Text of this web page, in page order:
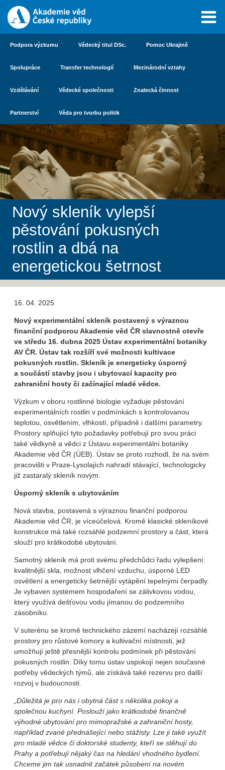
Podpora výzkumu Vědecký titul DSc. Pomoc Ukrajině
Spolupráce Transfer technologií Mezinárodní vztahy
Vzdělávání Vědecké společnosti Znalecká činnost
Partnerství Věda pro tvorbu politik
Nový skleník vylepší
pěstování pokusných
rostlin a dbá na
energetickou šetrnost
16. 04. 2025
Nový experimentální skleník postavený s výraznou
finanční podporou Akademie věd ČR slavnostně otevře
ve středu 16. dubna 2025 Ústav experimentální botaniky
AV ČR. Ústav tak rozšíří své možnosti kultivace
pokusných rostlin. Skleník je energeticky úsporný
a součástí stavby jsou i ubytovací kapacity pro
zahraniční hosty či začínající mladé vědce.
Výzkum v oboru rostlinné biologie vyžaduje pěstování
experimentálních rostlin v podmínkách s kontrolovanou
teplotou, osvětlením, vlhkostí, případně i dalšími parametry.
Prostory splňující tyto požadavky potřebují pro svou práci
také vědkyně a vědci z Ústavu experimentální botaniky
Akademie věd ČR (ÚEB). Ústav se proto rozhodl, že na svém
pracovišti v Praze-Lysolajích nahradí stávající, technologicky
již zastaralý skleník novým.
Úsporný skleník s ubytováním
Nová stavba, postavená s výraznou finanční podporou
Akademie věd ČR, je víceúčelová. Kromě klasické skleníkové
konstrukce má také rozsáhlé podzemní prostory a část, která
slouží pro krátkodobé ubytování.
Samotný skleník má proti svému předchůdci řadu vylepšení:
kvalitnější skla, možnost vlhčení vzduchu, úsporné LED
osvětlení a energeticky šetrnější vytápění tepelnými čerpadly.
Je vybaven systémem hospodaření se zálivkovou vodou,
který využívá dešťovou vodu jímanou do podzemního
zásobníku.
V suterénu se kromě technického zázemí nacházejí rozsáhlé
prostory pro růstové komory a kultivační místnosti, jež
umožňují ještě přesnější kontrolu podmínek při pěstování
pokusných rostlin. Díky tomu ústav uspokojí nejen současné
potřeby vědeckých týmů, ale získává také rezervu pro další
rozvoj v budoucnosti.
„Důležitá je pro nás i obytná část s několika pokoji a
společnou kuchyní. Poslouží jako krátkodobé finančně
výhodné ubytování pro mimopražské a zahraniční hosty,
například zvané přednášející nebo stážisty. Lze ji také využít
pro mladé vědce či doktorské studenty, kteří se stěhují do
Prahy a potřebují nějaký čas na hledání vhodného bydlení.
Chceme jim tak usnadnit začátek působení na novém